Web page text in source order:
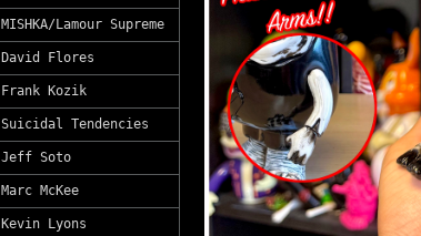
MISHKA/Lamour Supreme
David Flores
Frank Kozik
Suicidal Tendencies
Jeff Soto
Marc McKee
Kevin Lyons